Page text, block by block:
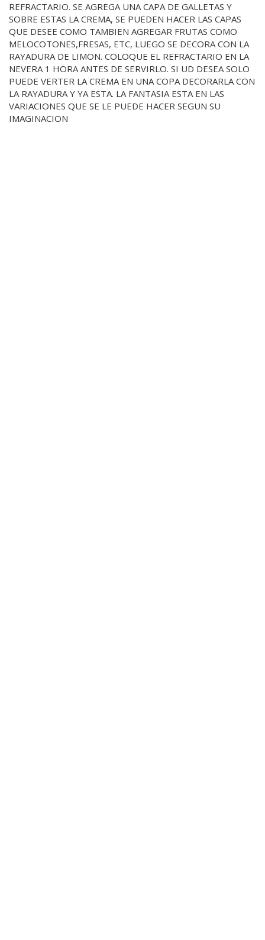
REFRACTARIO. SE AGREGA UNA CAPA DE GALLETAS Y
SOBRE ESTAS LA CREMA, SE PUEDEN HACER LAS CAPAS
QUE DESEE COMO TAMBIEN AGREGAR FRUTAS COMO
MELOCOTONES,FRESAS, ETC, LUEGO SE DECORA CON LA
RAYADURA DE LIMON. COLOQUE EL REFRACTARIO EN LA
NEVERA 1 HORA ANTES DE SERVIRLO. SI UD DESEA SOLO
PUEDE VERTER LA CREMA EN UNA COPA DECORARLA CON
LA RAYADURA Y YA ESTA. LA FANTASIA ESTA EN LAS
VARIACIONES QUE SE LE PUEDE HACER SEGUN SU
IMAGINACION